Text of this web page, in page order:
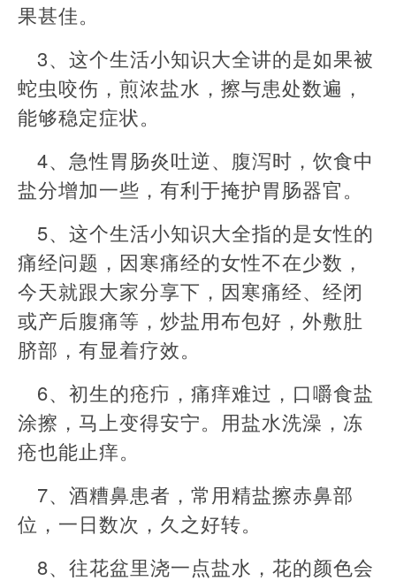
果甚佳。
3、这个生活小知识大全讲的是如果被
蛇虫咬伤，煎浓盐水，擦与患处数遍，
能够稳定症状。
4、急性胃肠炎吐逆、腹泻时，饮食中
盐分增加一些，有利于掩护胃肠器官。
5、这个生活小知识大全指的是女性的
痛经问题，因寒痛经的女性不在少数，
今天就跟大家分享下，因寒痛经、经闭
或产后腹痛等，炒盐用布包好，外敷肚
脐部，有显着疗效。
6、初生的疮疖，痛痒难过，口嚼食盐
涂擦，马上变得安宁。用盐水洗澡，冻
疮也能止痒。
7、酒糟鼻患者，常用精盐擦赤鼻部
位，一日数次，久之好转。
8、往花盆里浇一点盐水，花的颜色会